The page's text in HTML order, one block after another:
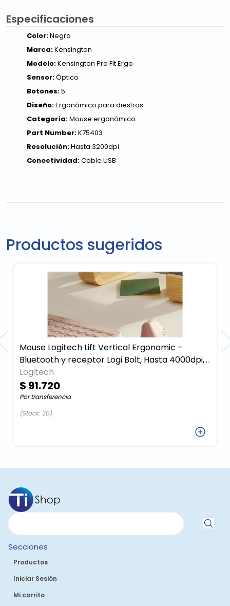
Especificaciones
Color:Negro
Marca:Kensington
Modelo:Kensington Pro Fit Ergo
Sensor:Óptico
Botones:5
Diseño:Ergonómico para diestros
Categoría:Mouse ergonómico
Part Number:K75403
Resolución:Hasta 3200dpi
Conectividad:Cable USB
Productos sugeridos
Mouse Logitech Lift Vertical Ergonomic –
Bluetooth y receptor Logi Bolt, Hasta 4000dpi,
Vertical para diestros, Rosado
Logitech
$ 91.720
Por transferencia
(Stock: 20)
Secciones
Productos
Iniciar Sesión
Mi carrito